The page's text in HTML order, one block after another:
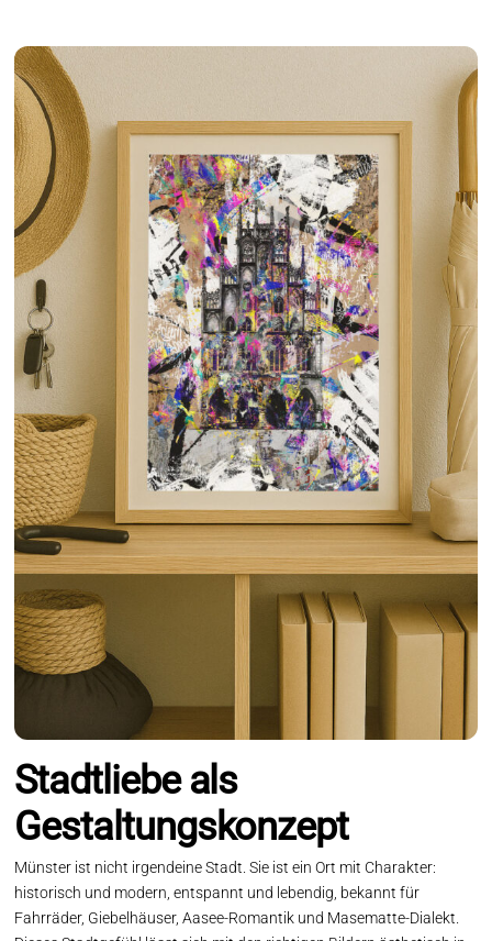
Stadtliebe als
Gestaltungskonzept
Münster ist nicht irgendeine Stadt. Sie ist ein Ort mit Charakter:
historisch und modern, entspannt und lebendig, bekannt für
Fahrräder, Giebelhäuser, Aasee-Romantik und Masematte-Dialekt.